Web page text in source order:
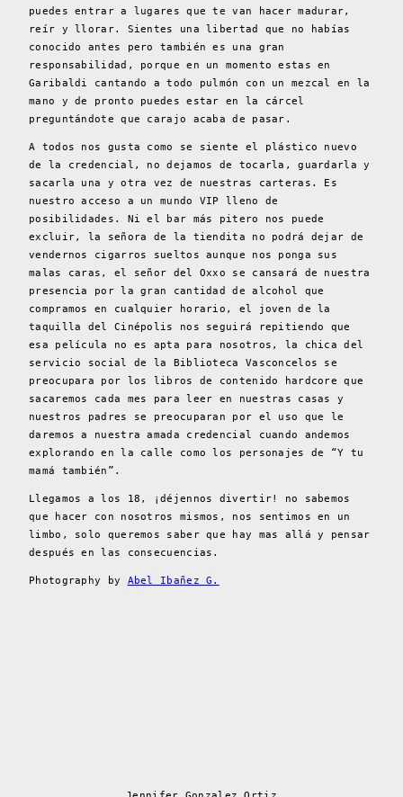
puedes entrar a lugares que te van hacer madurar,
reír y llorar. Sientes una libertad que no habías
conocido antes pero también es una gran
responsabilidad, porque en un momento estas en
Garibaldi cantando a todo pulmón con un mezcal en la
mano y de pronto puedes estar en la cárcel
preguntándote que carajo acaba de pasar.
A todos nos gusta como se siente el plástico nuevo
de la credencial, no dejamos de tocarla, guardarla y
sacarla una y otra vez de nuestras carteras. Es
nuestro acceso a un mundo VIP lleno de
posibilidades. Ni el bar más pitero nos puede
excluir, la señora de la tiendita no podrá dejar de
vendernos cigarros sueltos aunque nos ponga sus
malas caras, el señor del Oxxo se cansará de nuestra
presencia por la gran cantidad de alcohol que
compramos en cualquier horario, el joven de la
taquilla del Cinépolis nos seguirá repitiendo que
esa película no es apta para nosotros, la chica del
servicio social de la Biblioteca Vasconcelos se
preocupara por los libros de contenido hardcore que
sacaremos cada mes para leer en nuestras casas y
nuestros padres se preocuparan por el uso que le
daremos a nuestra amada credencial cuando andemos
explorando en la calle como los personajes de “Y tu
mamá también”.
Llegamos a los 18, ¡déjennos divertir! no sabemos
que hacer con nosotros mismos, nos sentimos en un
limbo, solo queremos saber que hay mas allá y pensar
después en las consecuencias.
Photography by Abel Ibañez G.